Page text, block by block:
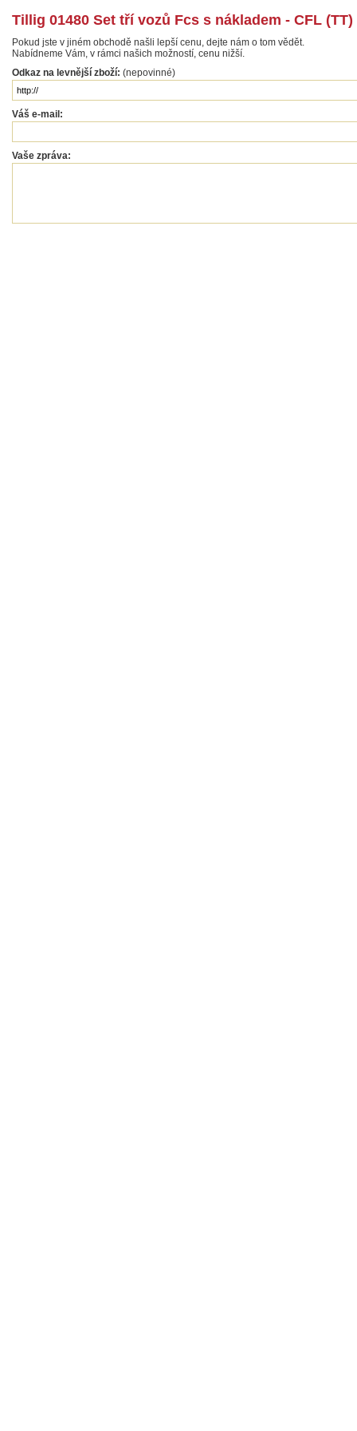
Tillig 01480 Set tří vozů Fcs s nákladem - CFL (TT)
Pokud jste v jiném obchodě našli lepší cenu, dejte nám o tom vědět.
Nabídneme Vám, v rámci našich možností, cenu nižší.
Odkaz na levnější zboží: (nepovinné)
Váš e-mail:
Vaše zpráva: